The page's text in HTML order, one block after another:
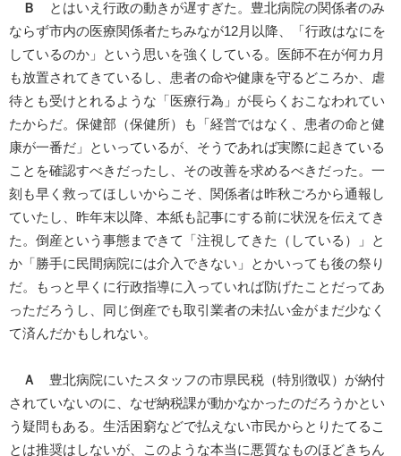
Ｂ
とはいえ行政の動きが遅すぎた。豊北病院の関係者のみ
ならず市内の医療関係者たちみなが12月以降、「行政はなにを
しているのか」という思いを強くしている。医師不在が何カ月
も放置されてきているし、患者の命や健康を守るどころか、虐
待とも受けとれるような「医療行為」が長らくおこなわれてい
たからだ。保健部（保健所）も「経営ではなく、患者の命と健
康が一番だ」といっているが、そうであれば実際に起きている
ことを確認すべきだったし、その改善を求めるべきだった。一
刻も早く救ってほしいからこそ、関係者は昨秋ごろから通報し
ていたし、昨年末以降、本紙も記事にする前に状況を伝えてき
た。倒産という事態まできて「注視してきた（している）」と
か「勝手に民間病院には介入できない」とかいっても後の祭り
だ。もっと早くに行政指導に入っていれば防げたことだってあ
っただろうし、同じ倒産でも取引業者の未払い金がまだ少なく
て済んだかもしれない。
Ａ
豊北病院にいたスタッフの市県民税（特別徴収）が納付
されていないのに、なぜ納税課が動かなかったのだろうかとい
う疑問もある。生活困窮などで払えない市民からとりたてるこ
とは推奨はしないが、このような本当に悪質なものほどきちん